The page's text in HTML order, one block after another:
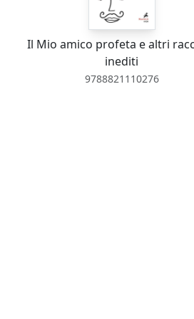
Il Mio amico profeta e altri
inediti
9788821110276